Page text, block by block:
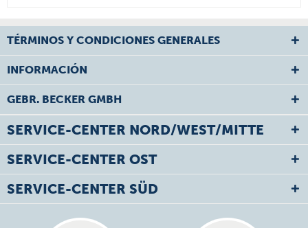
TÉRMINOS Y CONDICIONES GENERALES
INFORMACIÓN
GEBR. BECKER GMBH
SERVICE-CENTER NORD/WEST/MITTE
SERVICE-CENTER OST
SERVICE-CENTER SÜD